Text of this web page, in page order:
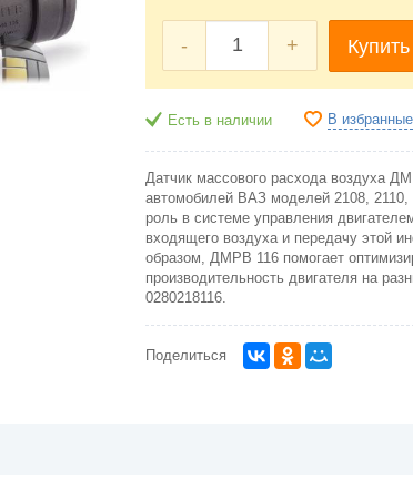
- + Купить
Есть в наличии В избранные
Датчик массового расхода воздуха
автомобилей ВАЗ моделей 2108, 2110,
роль в системе управления
входящего воздуха и передачу этой
образом, ДМРВ 116 помогает
производительность двигателя на
0280218116.
Поделиться